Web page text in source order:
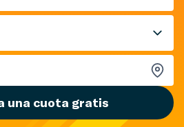
una cuota gratis